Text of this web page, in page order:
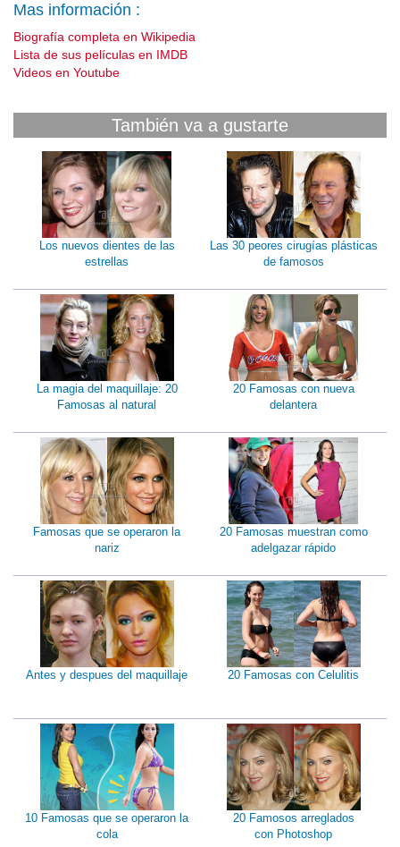
Mas información :
Biografía completa en Wikipedia
Lista de sus películas en IMDB
Videos en Youtube
También va a gustarte
Los nuevos dientes de las
estrellas
Las 30 peores cirugías plásticas
de famosos
La magia del maquillaje: 20
Famosas al natural
20 Famosas con nueva
delantera
Famosas que se operaron la
nariz
20 Famosas muestran como
adelgazar rápido
Antes y despues del maquillaje 20 Famosas con Celulitis
10 Famosas que se operaron la
cola
20 Famosos arreglados
con Photoshop